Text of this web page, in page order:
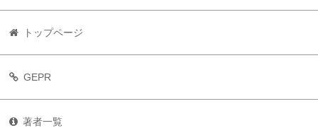
トップページ
GEPR
著者一覧